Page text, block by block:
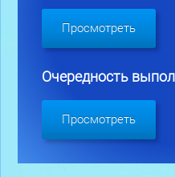
Просмотреть
Очередность
Просмотреть